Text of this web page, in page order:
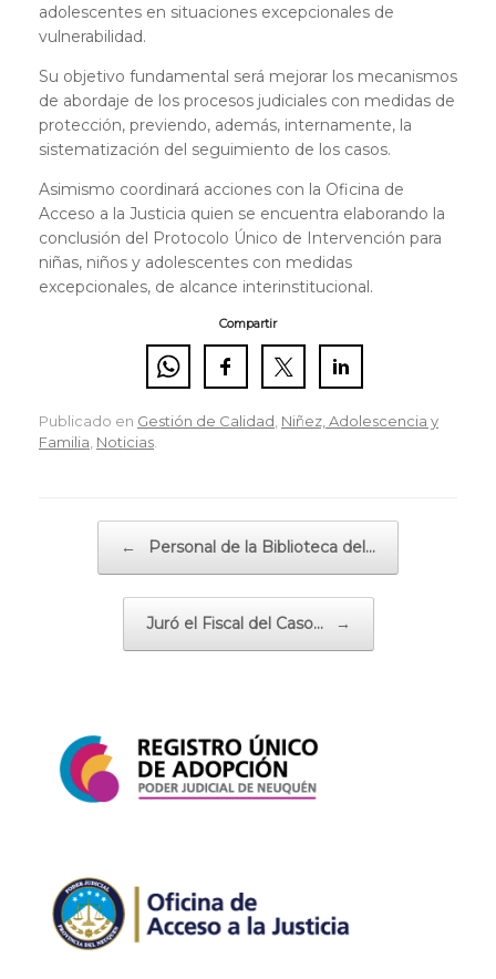
adolescentes en situaciones excepcionales de
vulnerabilidad.
Su objetivo fundamental será mejorar los mecanismos
de abordaje de los procesos judiciales con medidas de
protección, previendo, además, internamente, la
sistematización del seguimiento de los casos.
Asimismo coordinará acciones con la Oficina de
Acceso a la Justicia quien se encuentra elaborando la
conclusión del Protocolo Único de Intervención para
niñas, niños y adolescentes con medidas
excepcionales, de alcance interinstitucional.
Compartir
Publicado en Gestión de Calidad Niñez, Adolescencia y
Familia Noticias
← Personal de la Biblioteca del…
Juró el Fiscal del Caso… →